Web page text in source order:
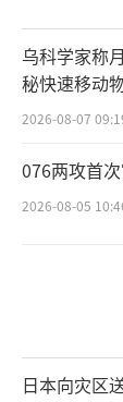
乌科学家称
秘快速移动
2026-08-07
076两攻首次
2026-08-05
日本向灾区